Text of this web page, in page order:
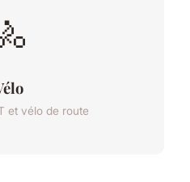
et vélo de route